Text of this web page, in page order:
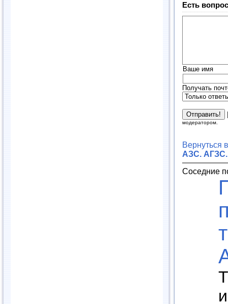
Есть
Ваше имя
Получать
модератором.
Вернуться
АЗС. АГЗС.
Соседние